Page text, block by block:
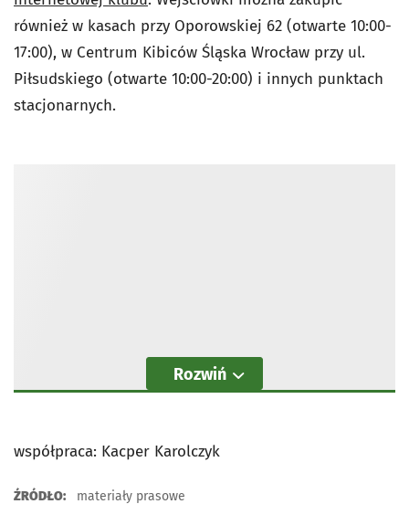
również w kasach przy Oporowskiej 62 (otwarte 10:00-
17:00), w Centrum Kibiców Śląska Wrocław przy ul.
Piłsudskiego (otwarte 10:00-20:00) i innych punktach
stacjonarnych.
Rozwiń
współpraca: Kacper Karolczyk
ŹRÓDŁO: materiały prasowe